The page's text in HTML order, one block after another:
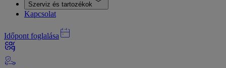
Szerviz és tartozékok
Kapcsolat
Időpont foglalása